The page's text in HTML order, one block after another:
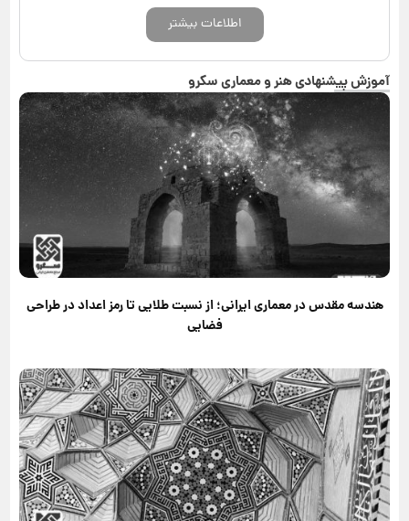
اطلاعات بیشتر
آموزش پیشنهادی هنر و معماری سکرو
هندسه مقدس در معماری ایرانی؛ از نسبت طلایی تا رمز اعداد در طراحی
فضایی